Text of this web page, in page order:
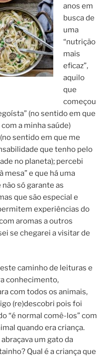
anos em
busca de
uma
“nutrição
mais
eficaz”,
aquilo
que
começou
(no sentido em que
a minha saúde)
sentido em que me
que tenho pelo
no planeta); percebi
mesa” e que há uma
só garante as
que são especial e
experiências do
aromas a outros
se chegarei a visitar de
caminho de leituras e
conhecimento,
com todos os animais,
(re)descobri pois foi
“é normal comê-los” com
quando era criança.
um gato da
Qual é a criança que